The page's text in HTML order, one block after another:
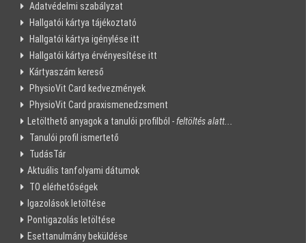
Adatvédelmi szabályzat
Hallgatói kártya tájékoztató
Hallgatói kártya igénylése itt
Hallgatói kártya érvényesítése itt
Kártyaszám kereső
PhysioVit Card kedvezmények
PhysioVit Card praxismenedzsment
Letölthető anyagok a tanulói profilból - feltöltés alatt...
Tanulói profil ismertető
TudásTár
Aktuális tanfolyami dátumok
TO elérhetőségek
Igazolások letöltése
Pontigazolás letöltése
Esettanulmány beküldése